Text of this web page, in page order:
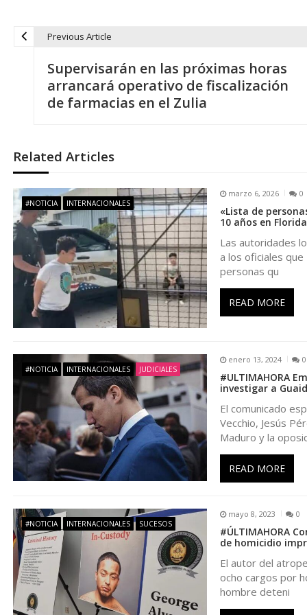
e
g
a
c
ó
n
d
e
e
t
r
a
Previous Article
Supervisarán en las próximas horas
arrancará operativo de fiscalización
de farmacias en el Zulia
Related Articles
#NOTICIA INTERNACIONALES
marzo 6, 2026 0
«Lista de
10 años en
Las autoridades
a los oficiales
personas qu
READ MORE
#NOTICIA INTERNACIONALES JUDICIALES
enero 13, 2024 0
#ULTIMAHORA
investigar a
El comunicado
Vecchio, Jesús
Maduro y la
READ MORE
#NOTICIA INTERNACIONALES SUCESOS
mayo 8, 2023 0
#ÚLTIMAHORA
de homicidio
El autor del
ocho cargos por
hombre deteni